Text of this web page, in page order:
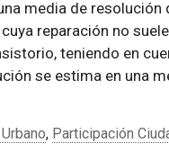
media de resolución
reparación no
teniendo en
se estima en una
, Participación